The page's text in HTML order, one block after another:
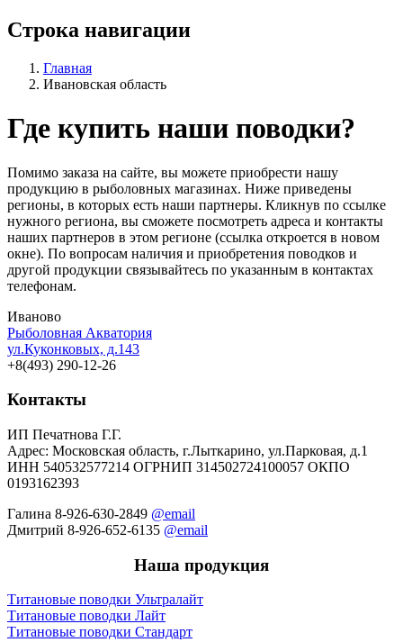
Строка навигации
Главная
Ивановская область
Где купить наши поводки?
Помимо заказа на сайте, вы можете приобрести нашу
продукцию в рыболовных магазинах. Ниже приведены
регионы, в которых есть наши партнеры. Кликнув по ссылке
нужного региона, вы сможете посмотреть адреса и контакты
наших партнеров в этом регионе (ссылка откроется в новом
окне). По вопросам наличия и приобретения поводков и
другой продукции связывайтесь по указанным в контактах
телефонам.
Иваново
Рыболовная Акватория
ул.Куконковых, д.143
+8(493) 290-12-26
Контакты
ИП Печатнова Г.Г.
Адрес: Московская область, г.Лыткарино, ул.Парковая, д.1
ИНН 540532577214 ОГРНИП 314502724100057 ОКПО
0193162393
Галина 8-926-630-2849 @email
Дмитрий 8-926-652-6135 @email
Наша продукция
Титановые поводки Ультралайт
Титановые поводки Лайт
Титановые поводки Стандарт